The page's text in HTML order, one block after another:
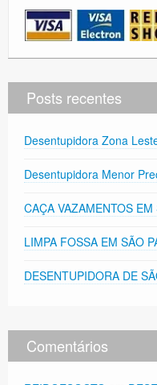
Posts recentes
Desentupidora Zona
Desentupidora Menor
CAÇA VAZAMENTOS EM
LIMPA FOSSA EM SÃO
DESENTUPIDORA DE
Comentários